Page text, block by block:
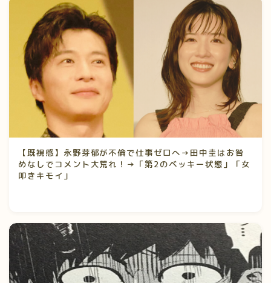
【既視感】永野芽郁が不倫で仕事ゼロへ→田中圭はお咎
めなしでコメント大荒れ！→「第2のベッキー状態」「女
叩きキモイ」